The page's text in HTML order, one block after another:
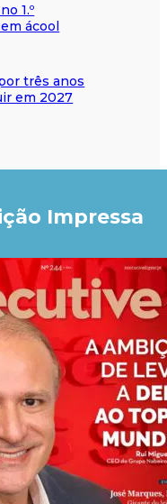
1.º
ácool
três anos
em 2027
Impressa